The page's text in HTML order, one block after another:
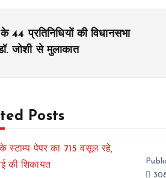
44 प्रतिनिधियों की विधानसभा
जोशी से मुलाकात
Posts